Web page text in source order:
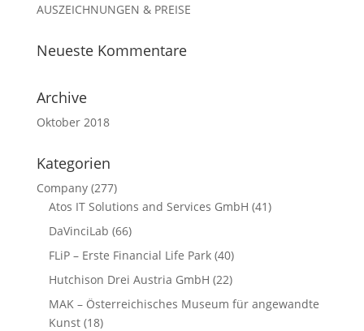
AUSZEICHNUNGEN & PREISE
Neueste Kommentare
Archive
Oktober 2018
Kategorien
Company(277)
Atos IT Solutions and Services GmbH (41)
DaVinciLab (66)
FLiP – Erste Financial Life Park(40)
Hutchison Drei Austria GmbH (22)
MAK – Österreichisches Museum für angewandte
Kunst(18)